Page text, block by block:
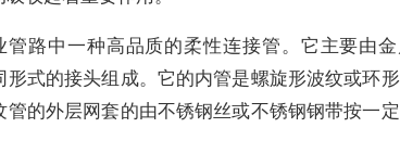
管路中一种高品质的柔性连接管。它主要由
式的接头组成。它的内管是螺旋形波纹或环
的外层网套的由不锈钢丝或不锈钢钢带按一